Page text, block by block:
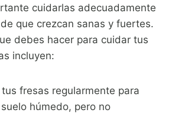
cuidarlas adecuadamente
que crezcan sanas y fuertes.
debes hacer para cuidar tus
incluyen:
tus fresas regularmente para
húmedo, pero no